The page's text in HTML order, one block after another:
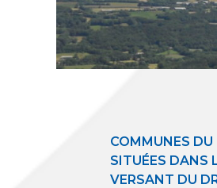
COMMUNES
SITUÉES DANS
VERSANT DU